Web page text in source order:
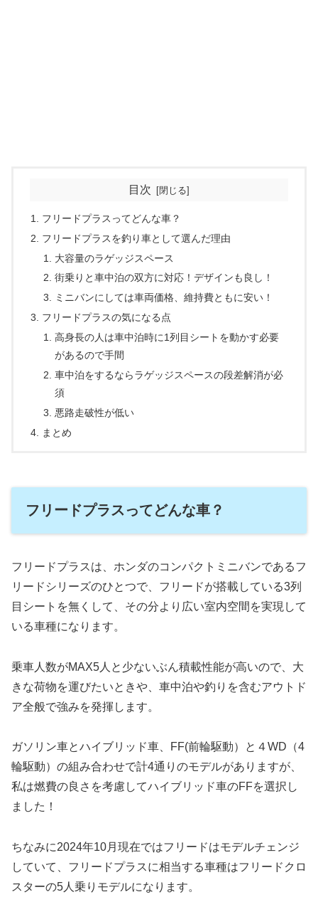
目次
フリードプラスってどんな車？
フリードプラスを釣り車として選んだ理由
大容量のラゲッジスペース
街乗りと車中泊の双方に対応！デザインも良し！
ミニバンにしては車両価格、維持費ともに安い！
フリードプラスの気になる点
高身長の人は車中泊時に1列目シートを動かす必要
があるので手間
車中泊をするならラゲッジスペースの段差解消が必
須
悪路走破性が低い
まとめ
フリードプラスってどんな車？
フリードプラスは、ホンダのコンパクトミニバンであるフ
リードシリーズのひとつで、フリードが搭載している3列
目シートを無くして、その分より広い室内空間を実現して
いる車種になります。
乗車人数がMAX5人と少ないぶん積載性能が高いので、大
きな荷物を運びたいときや、車中泊や釣りを含むアウトド
ア全般で強みを発揮します。
ガソリン車とハイブリッド車、FF(前輪駆動）と４WD（4
輪駆動）の組み合わせで計4通りのモデルがありますが、
私は燃費の良さを考慮してハイブリッド車のFFを選択し
ました！
ちなみに2024年10月現在ではフリードはモデルチェンジ
していて、フリードプラスに相当する車種はフリードクロ
スターの5人乗りモデルになります。